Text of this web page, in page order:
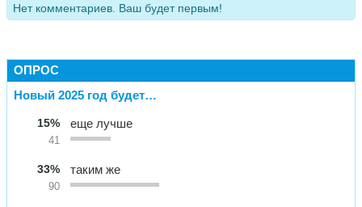
Нет комментариев. Ваш будет первым!
ОПРОС
Новый 2025 год будет…
15%
41
еще лучше
33%
90
таким же